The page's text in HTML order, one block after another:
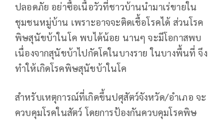
ปลอดภัย อย่าซื้อเนื้อวัวที่ชาวบ้านนำมาเร่ขายใน
ชุมชนหมู่บ้าน เพราะอาจจะติดเชื้อโรคได้ ส่วนโรค
พิษสุนัขบ้าในโค พบได้น้อย นานๆ จะมีโอกาสพบ
เนื่องจากสุนัขบ้าไปกัดโคในบางราย ในบางพื้นที่ จึง
ทำให้เกิดโรคพิษสุนัขบ้าในโค
สำหรับเหตุการณ์ที่เกิดขึ้นปศุสัตว์จังหวัด/อำเภอ จะ
ควบคุมโรคในสัตว์ โดยการป้องกันควบคุมโรคพิษ